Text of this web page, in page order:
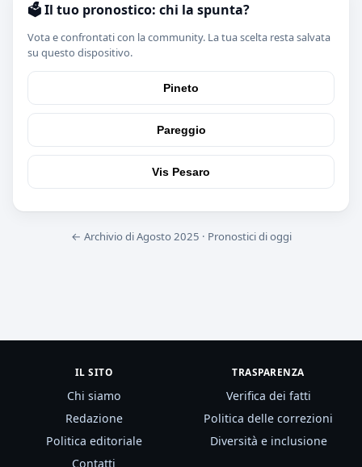
🗳️ Il tuo pronostico: chi la spunta?
Vota e confrontati con la community. La tua scelta resta salvata
su questo dispositivo.
Pineto
Pareggio
Vis Pesaro
← Archivio di Agosto 2025 · Pronostici di oggi
IL SITO
Chi siamo
Redazione
Politica editoriale
Contatti
TRASPARENZA
Verifica dei fatti
Politica delle correzioni
Diversità e inclusione